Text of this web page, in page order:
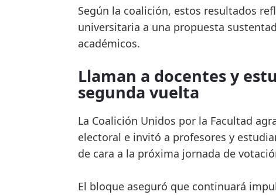
Según la coalición, estos resultados
universitaria a una propuesta
académicos.
Llaman a docentes y
segunda vuelta
La Coalición Unidos por la Facultad
electoral e invitó a profesores y
de cara a la próxima jornada de
El bloque aseguró que continuará